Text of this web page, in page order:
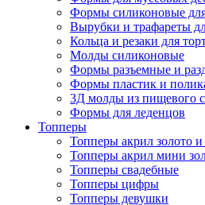
Формы силиконовые
Вырубки и трафареты
Кольца и резаки для
Молды силиконовые
Формы разъемные и
Формы пластик и
3Д молды из пищевого
Формы для леденцов
Топперы
Топперы акрил золото и
Топперы акрил мини
Топперы свадебные
Топперы цифры
Топперы девушки